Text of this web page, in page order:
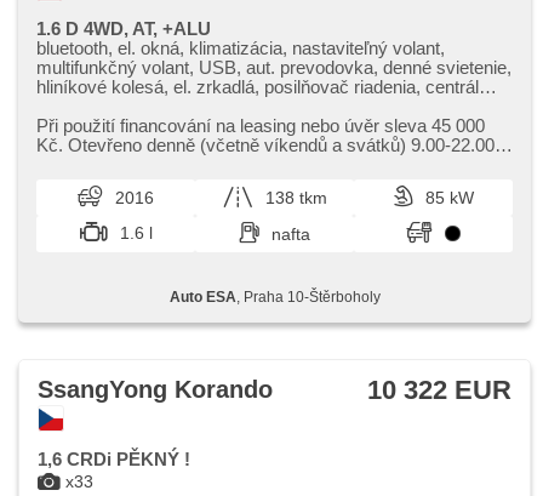
1.6 D 4WD, AT, +ALU
bluetooth, el. okná, klimatizácia, nastaviteľný volant,
multifunkčný volant, USB, aut. prevodovka, denné svietenie,
hliníkové kolesá, el. zrkadlá, posilňovač riadenia, centrál
airbag
Při použití financování na leasing nebo úvěr sleva 45 000
Kč. Otevřeno denně (včetně víkendů a svátků) 9.00​-22.00
2016 138 tkm
85 kW
1.6 l
nafta
Auto ESA , Praha 10-Štěrboholy
x33
SsangYong Korando 10 322 EUR
1,6 CRDi PĚKNÝ !